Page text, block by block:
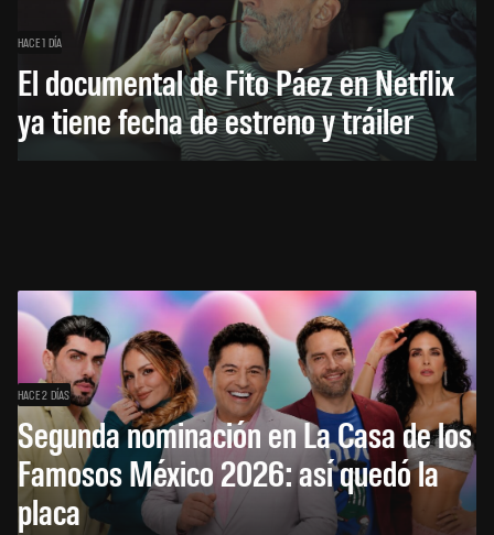
HACE 1 DÍA
El documental de Fito Páez en Netflix
ya tiene fecha de estreno y tráiler
HACE 2 DÍAS
Segunda nominación en La Casa de los
Famosos México 2026: así quedó la
placa